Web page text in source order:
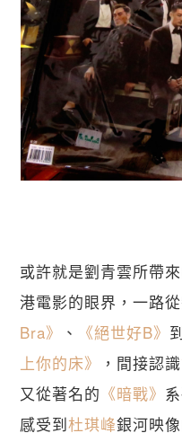
或許就是劉青雲所帶
港電影的眼界，一路
Bra》
、 《絕世好B》
上你的床》
，間接認識
又從著名的 《暗戰》
感受到杜琪峰銀河映